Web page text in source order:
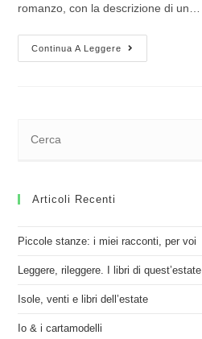
romanzo, con la descrizione di un…
Continua A Leggere
Articoli Recenti
Piccole stanze: i miei racconti, per voi
Leggere, rileggere. I libri di quest’estate
Isole, venti e libri dell’estate
Io & i cartamodelli